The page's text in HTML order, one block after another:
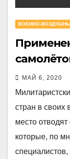
ВОЕННО-
МАЙ 6, 2020
стран в своих
место
которые, по